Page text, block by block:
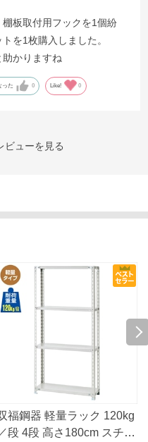
板取付用フックを1個紛
を1枚購入しました。
かりますね
った 0 Like! 0
ビューを見る
福鋼器 軽量ラック 120kg
／段 4段 高さ180cm スチー